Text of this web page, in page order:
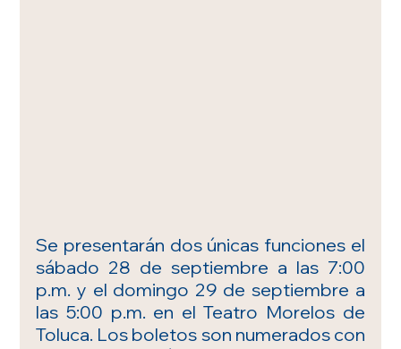
Se presentarán dos únicas funciones el
sábado 28 de septiembre a las 7:00
p.m. y el domingo 29 de septiembre a
las 5:00 p.m. en el Teatro Morelos de
Toluca. Los boletos son numerados con